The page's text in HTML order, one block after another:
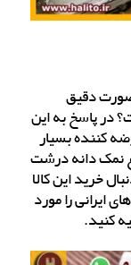
دقیق
در پاسخ به این
کننده بسیار
نمک دانه درشت
خرید این کالا
ایرانی را مورد
کنید.